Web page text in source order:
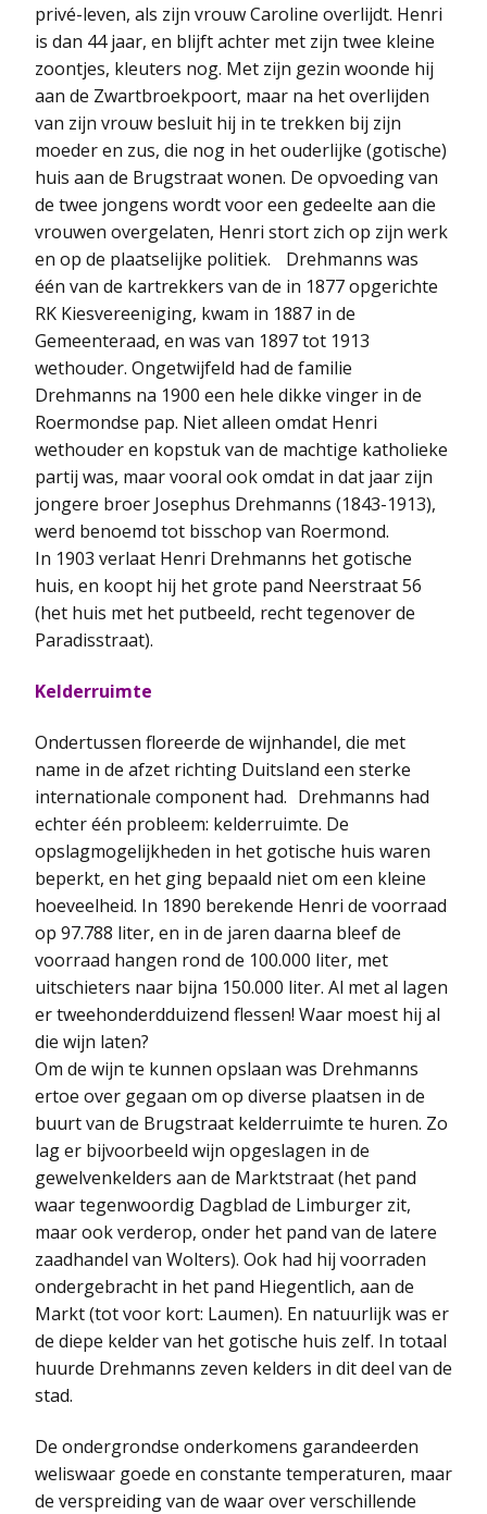
privé-leven, als zijn vrouw Caroline overlijdt. Henri
is dan 44 jaar, en blijft achter met zijn twee kleine
zoontjes, kleuters nog. Met zijn gezin woonde hij
aan de Zwartbroekpoort, maar na het overlijden
van zijn vrouw besluit hij in te trekken bij zijn
moeder en zus, die nog in het ouderlijke (gotische)
huis aan de Brugstraat wonen. De opvoeding van
de twee jongens wordt voor een gedeelte aan die
vrouwen overgelaten, Henri stort zich op zijn werk
en op de plaatselijke politiek. Drehmanns was
één van de kartrekkers van de in 1877 opgerichte
RK Kiesvereeniging, kwam in 1887 in de
Gemeenteraad, en was van 1897 tot 1913
wethouder. Ongetwijfeld had de familie
Drehmanns na 1900 een hele dikke vinger in de
Roermondse pap. Niet alleen omdat Henri
wethouder en kopstuk van de machtige katholieke
partij was, maar vooral ook omdat in dat jaar zijn
jongere broer Josephus Drehmanns (1843-1913),
werd benoemd tot bisschop van Roermond.
In 1903 verlaat Henri Drehmanns het gotische
huis, en koopt hij het grote pand Neerstraat 56
(het huis met het putbeeld, recht tegenover de
Paradisstraat).
Kelderruimte
Ondertussen floreerde de wijnhandel, die met
name in de afzet richting Duitsland een sterke
internationale component had. Drehmanns had
echter één probleem: kelderruimte. De
opslagmogelijkheden in het gotische huis waren
beperkt, en het ging bepaald niet om een kleine
hoeveelheid. In 1890 berekende Henri de voorraad
op 97.788 liter, en in de jaren daarna bleef de
voorraad hangen rond de 100.000 liter, met
uitschieters naar bijna 150.000 liter. Al met al lagen
er tweehonderdduizend flessen! Waar moest hij al
die wijn laten?
Om de wijn te kunnen opslaan was Drehmanns
ertoe over gegaan om op diverse plaatsen in de
buurt van de Brugstraat kelderruimte te huren. Zo
lag er bijvoorbeeld wijn opgeslagen in de
gewelvenkelders aan de Marktstraat (het pand
waar tegenwoordig Dagblad de Limburger zit,
maar ook verderop, onder het pand van de latere
zaadhandel van Wolters). Ook had hij voorraden
ondergebracht in het pand Hiegentlich, aan de
Markt (tot voor kort: Laumen). En natuurlijk was er
de diepe kelder van het gotische huis zelf. In totaal
huurde Drehmanns zeven kelders in dit deel van de
stad.
De ondergrondse onderkomens garandeerden
weliswaar goede en constante temperaturen, maar
de verspreiding van de waar over verschillende